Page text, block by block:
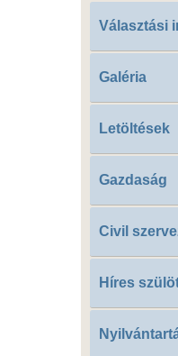
Választási
Galéria
Letöltések
Gazdaság
Civil
Híres